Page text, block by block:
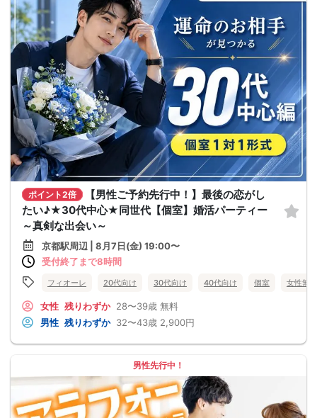
ポイント2倍
【男性ご予約先行中！】最後の恋がし
たい♪★30代中心★同世代【個室】婚活パーティー
～真剣な出会い～
京都駅周辺 | 8月7日(金) 19:00〜
受付終了まで8時間
フィオーレ 20代向け 30代向け 40代向け 個室 女性無料
女性 残りわずか 28〜39歳 無料
男性 残りわずか 32〜43歳 2,900円
男性先行中！